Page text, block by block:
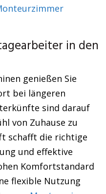
in den
genießen Sie
bei längeren
sind darauf
von Zuhause zu
schafft die richtige
und effektive
Komfortstandard
flexible Nutzung